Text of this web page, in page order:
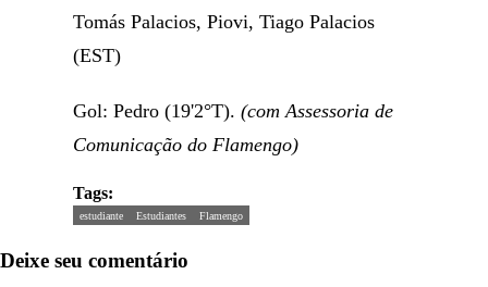
Tomás Palacios, Piovi, Tiago Palacios
(EST)
Gol: Pedro (19'2°T).(com Assessoria de
Comunicação do Flamengo)
Tags:
estudiante Estudiantes Flamengo
Deixe seu comentário